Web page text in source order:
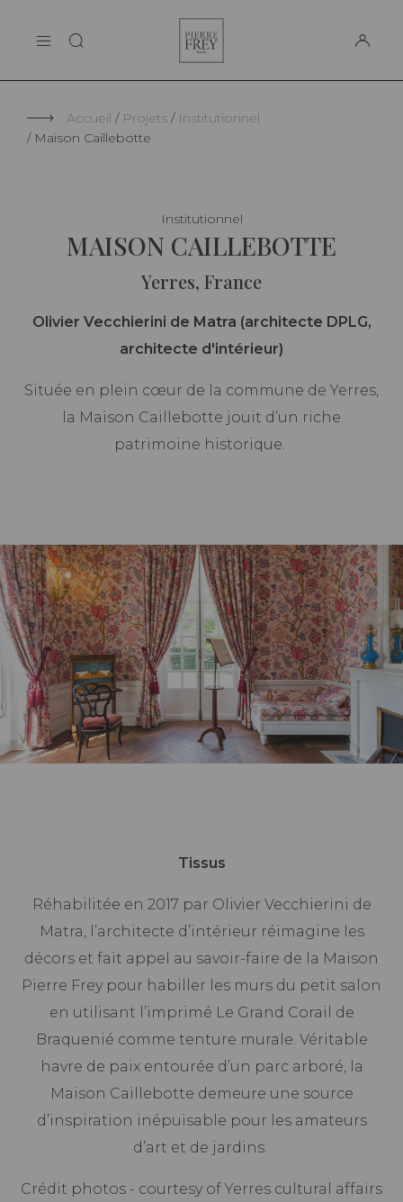
LA MAISON
Frey
Accueil Projets
Institutionnel
Maison Caillebotte
Institutionnel
MAISON CAILLEBOTTE
Yerres, France
Olivier Vecchierini de Matra (architecte DPLG,
architecte d'intérieur)
Située en plein cœur de la commune de Yerres,
la Maison Caillebotte jouit d’un riche
patrimoine historique.
Tissus
Réhabilitée en 2017 par Olivier Vecchierini de
Matra, l’architecte d’intérieur réimagine les
décors et fait appel au savoir-faire de la Maison
Pierre Frey pour habiller les murs du petit salon
en utilisant l’imprimé Le Grand Corail de
Braquenié comme tenture murale. Véritable
havre de paix entourée d’un parc arboré, la
Maison Caillebotte demeure une source
d’inspiration inépuisable pour les amateurs
d’art et de jardins.
Crédit photos - courtesy of Yerres cultural affairs